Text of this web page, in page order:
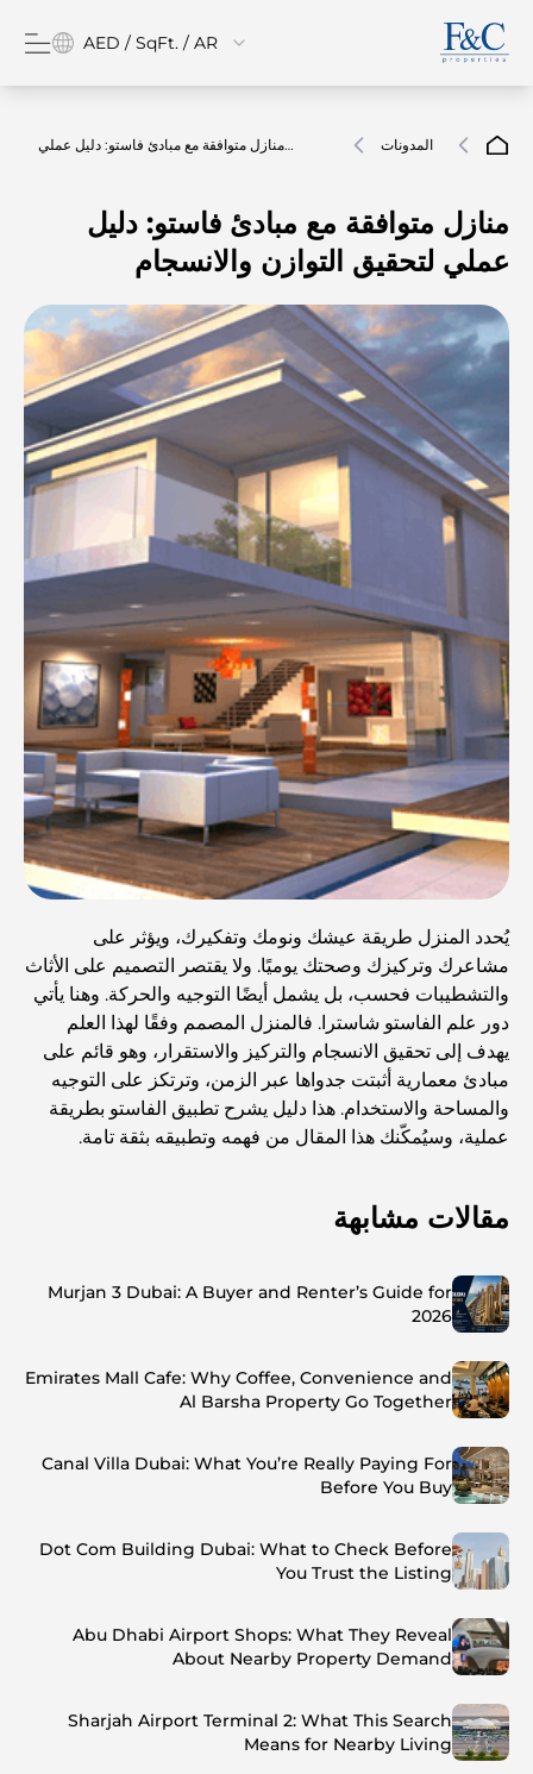
AED / SqFt. / AR
المدونات
منازل متوافقة مع مبادئ فاستو: دليل عملي
منازل متوافقة مع مبادئ فاستو: دليل
عملي لتحقيق التوازن والانسجام
يُحدد المنزل طريقة عيشك ونومك وتفكيرك، ويؤثر على
مشاعرك وتركيزك وصحتك يوميًا. ولا يقتصر التصميم على الأثاث
والتشطيبات فحسب، بل يشمل أيضًا التوجيه والحركة. وهنا يأتي
دور علم الفاستو شاسترا. فالمنزل المصمم وفقًا لهذا العلم
يهدف إلى تحقيق الانسجام والتركيز والاستقرار، وهو قائم على
مبادئ معمارية أثبتت جدواها عبر الزمن، وترتكز على التوجيه
والمساحة والاستخدام. هذا دليل يشرح تطبيق الفاستو بطريقة
عملية، وسيُمكّنك هذا المقال من فهمه وتطبيقه بثقة تامة.
مقالات مشابهة
Murjan 3 Dubai: A Buyer and Renter’s Guide for
2026
Emirates Mall Cafe: Why Coffee, Convenience and
Al Barsha Property Go Together
Canal Villa Dubai: What You’re Really Paying For
Before You Buy
Dot Com Building Dubai: What to Check Before
You Trust the Listing
Abu Dhabi Airport Shops: What They Reveal
About Nearby Property Demand
Sharjah Airport Terminal 2: What This Search
Means for Nearby Living